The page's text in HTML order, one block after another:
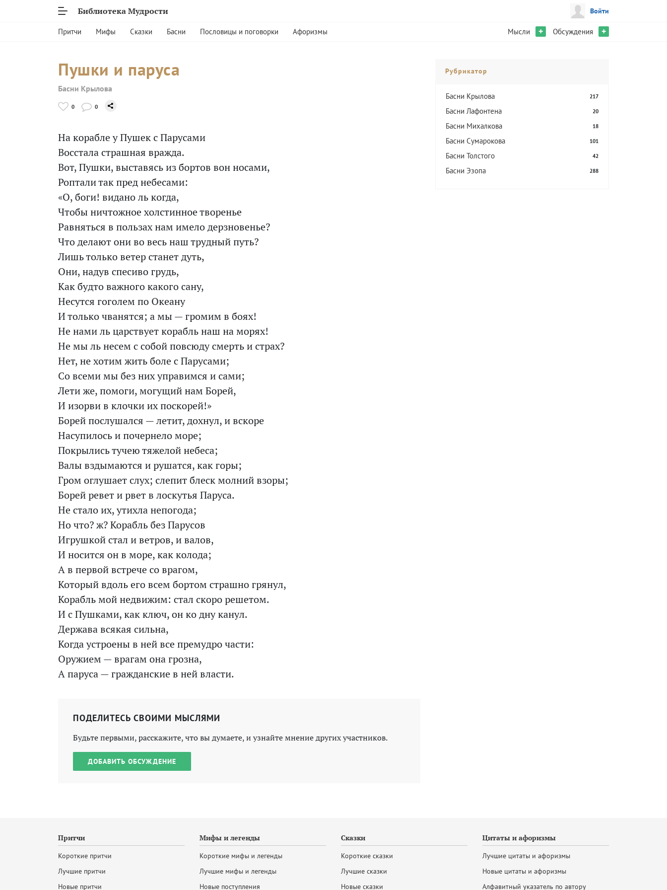
Библиотека Мудрости Войти
Притчи Мифы Сказки Басни Пословицы и поговорки Афоризмы Мысли + Обсуждения +
Пушки и паруса
Басни Крылова
0 0
На корабле у Пушек с Парусами
Восстала страшная вражда.
Вот, Пушки, выставясь из бортов вон носами,
Роптали так пред небесами:
«О, боги! видано ль когда,
Чтобы ничтожное холстинное творенье
Равняться в пользах нам имело дерзновенье?
Что делают они во весь наш трудный путь?
Лишь только ветер станет дуть,
Они, надув спесиво грудь,
Как будто важного какого сану,
Несутся гоголем по Океану
И только чванятся; а мы — громим в боях!
Не нами ль царствует корабль наш на морях!
Не мы ль несем с собой повсюду смерть и страх?
Нет, не хотим жить боле с Парусами;
Со всеми мы без них управимся и сами;
Лети же, помоги, могущий нам Борей,
И изорви в клочки их поскорей!»
Борей послушался — летит, дохнул, и вскоре
Насупилось и почернело море;
Покрылись тучею тяжелой небеса;
Валы вздымаются и рушатся, как горы;
Гром оглушает слух; слепит блеск молний взоры;
Борей ревет и рвет в лоскутья Паруса.
Не стало их, утихла непогода;
Но что? ж? Корабль без Парусов
Игрушкой стал и ветров, и валов,
И носится он в море, как колода;
А в первой встрече со врагом,
Который вдоль его всем бортом страшно грянул,
Корабль мой недвижим: стал скоро решетом.
И с Пушками, как ключ, он ко дну канул.
Держава всякая сильна,
Когда устроены в ней все премудро части:
Оружием — врагам она грозна,
А паруса — гражданские в ней власти.
ПОДЕЛИТЕСЬ СВОИМИ МЫСЛЯМИ
Будьте первыми, расскажите, что вы думаете, и узнайте мнение других участников.
ДОБАВИТЬ ОБСУЖДЕНИЕ
Рубрикатор
Басни Крылова 217
Басни Лафонтена 20
Басни Михалкова 18
Басни Сумарокова 101
Басни Толстого 42
Басни Эзопа 288
Притчи
Короткие притчи
Лучшие притчи
Новые притчи
Мифы и легенды
Короткие мифы и легенды
Лучшие мифы и легенды
Новые поступления
Сказки
Короткие сказки
Лучшие сказки
Новые сказки
Цитаты и афоризмы
Лучшие цитаты и афоризмы
Новые цитаты и афоризмы
Алфавитный указатель по автору